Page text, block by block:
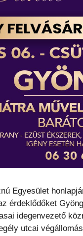
Egyesület
érdeklődőket
idegenvezető
utcai